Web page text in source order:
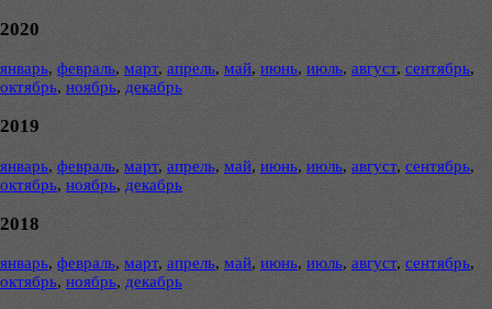
2020
январь, февраль, март, апрель, май, июнь, июль, август, сентябрь,
октябрь, ноябрь, декабрь
2019
январь, февраль, март, апрель, май, июнь, июль, август, сентябрь,
октябрь, ноябрь, декабрь
2018
январь, февраль, март, апрель, май, июнь, июль, август, сентябрь,
октябрь, ноябрь, декабрь